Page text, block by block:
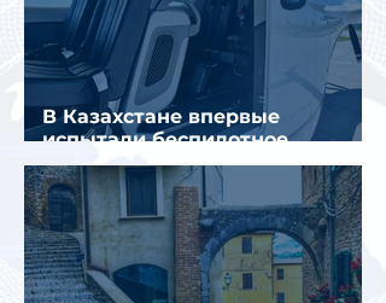
В Казахстане впервые
испытали беспилотное
аэротакси с пассажирами